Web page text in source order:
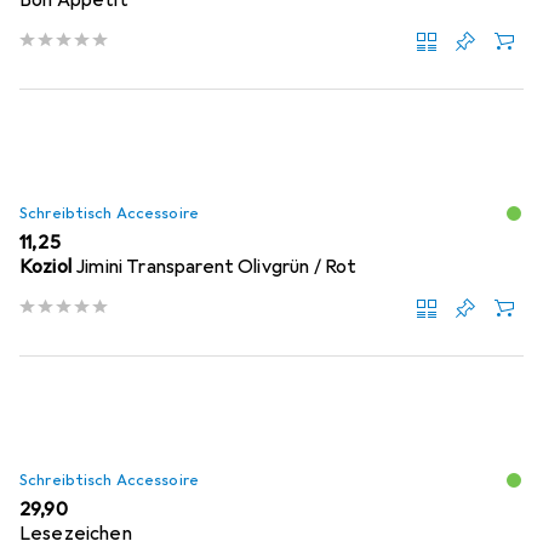
Schreibtisch Accessoire
EUR
11,25
Koziol Jimini Transparent Olivgrün / Rot
Schreibtisch Accessoire
EUR
29,90
Lesezeichen